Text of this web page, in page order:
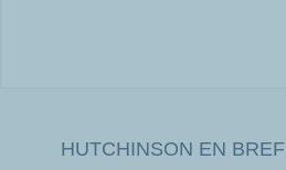
HUTCHINSON EN BREF